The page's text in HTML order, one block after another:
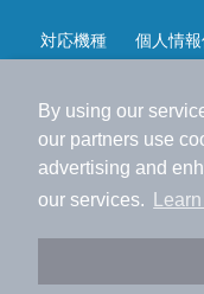
By using our
our partners use
advertising and
our services.
よ
ア
サク
対応機種 個人情